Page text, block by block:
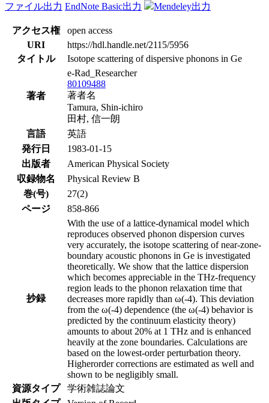
ファイル出力 EndNote Basic出力 Mendeley出力
アクセス権
open access
URI
https://hdl.handle.net/2115/5956
タイトル
Isotope scattering of dispersive phonons in Ge
著者
e-Rad_Researcher
80109488
著者名
Tamura, Shin-ichiro
田村, 信一朗
言語
英語
発行日
1983-01-15
出版者
American Physical Society
収録物名
Physical Review B
巻(号)
27(2)
ページ
858-866
抄録
With the use of a lattice-dynamical model which
reproduces observed phonon dispersion curves
very accurately, the isotope scattering of near-zone-
boundary acoustic phonons in Ge is investigated
theoretically. We show that the lattice dispersion
which becomes appreciable in the THz-frequency
region leads to the phonon relaxation time that
decreases more rapidly than ω(-4). This deviation
from the ω(-4) dependence (the ω(-4) behavior is
predicted by the continuum elasticity theory)
amounts to about 20% at 1 THz and is enhanced
heavily at the zone boundaries. Calculations are
based on the lowest-order perturbation theory.
Higherorder corrections are estimated as well and
shown to be negligibly small.
資源タイプ
学術雑誌論文